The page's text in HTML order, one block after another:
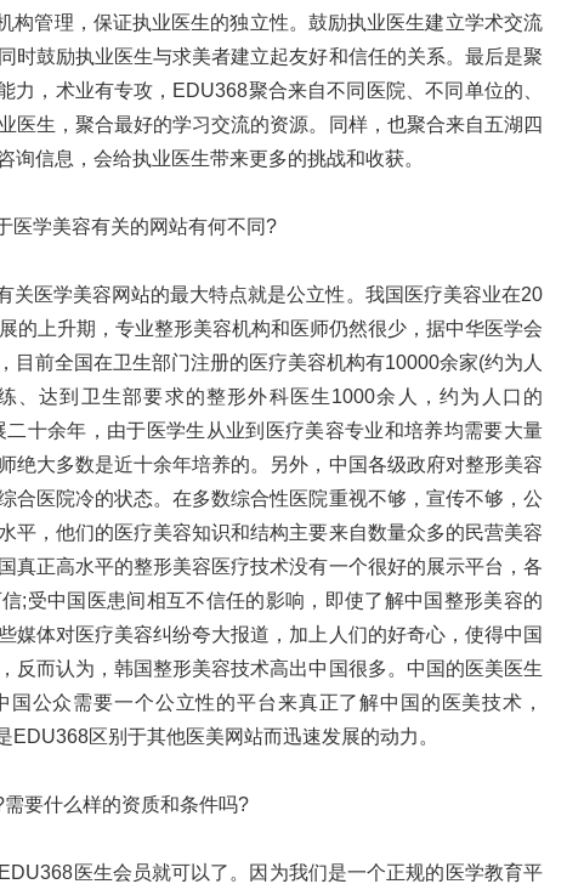
构管理，保证执业医生的独立性。鼓励执业医生建立学术交流
时鼓励执业医生与求美者建立起友好和信任的关系。最后是聚
力，术业有专攻，EDU368聚合来自不同医院、不同单位的、
医生，聚合最好的学习交流的资源。同样，也聚合来自五湖四
询信息，会给执业医生带来更多的挑战和收获。
医学美容有关的网站有何不同?
关医学美容网站的最大特点就是公立性。我国医疗美容业在20
的上升期，专业整形美容机构和医师仍然很少，据中华医学会
目前全国在卫生部门注册的医疗美容机构有10000余家(约为人
、达到卫生部要求的整形外科医生1000余人，约为人口的
十余年，由于医学生从业到医疗美容专业和培养均需要大量
绝大多数是近十余年培养的。另外，中国各级政府对整形美容
合医院冷的状态。在多数综合性医院重视不够，宣传不够，公
平，他们的医疗美容知识和结构主要来自数量众多的民营美容
真正高水平的整形美容医疗技术没有一个很好的展示平台，各
;受中国医患间相互不信任的影响，即使了解中国整形美容的
媒体对医疗美容纠纷夸大报道，加上人们的好奇心，使得中国
反而认为，韩国整形美容技术高出中国很多。中国的医美医生
公众需要一个公立性的平台来真正了解中国的医美技术，
区别于其他医美网站而迅速发展的动力。
要什么样的资质和条件吗?
医生会员就可以了。因为我们是一个正规的医学教育平